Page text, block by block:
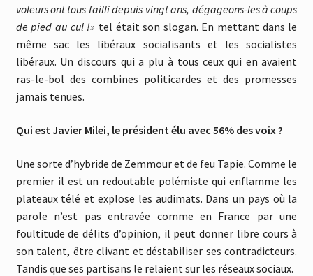
voleurs ont tous failli depuis vingt ans, dégageons-les à coups
de pied au cul !» tel était son slogan. En mettant dans le
même sac les libéraux socialisants et les socialistes
libéraux. Un discours qui a plu à tous ceux qui en avaient
ras-le-bol des combines politicardes et des promesses
jamais tenues.
Qui est Javier Milei, le président élu avec 56% des voix ?
Une sorte d’hybride de Zemmour et de feu Tapie. Comme le
premier il est un redoutable polémiste qui enflamme les
plateaux télé et explose les audimats. Dans un pays où la
parole n’est pas entravée comme en France par une
foultitude de délits d’opinion, il peut donner libre cours à
son talent, être clivant et déstabiliser ses contradicteurs.
Tandis que ses partisans le relaient sur les réseaux sociaux.